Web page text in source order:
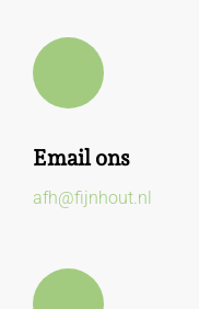
Email ons
afh@fijnhout.nl